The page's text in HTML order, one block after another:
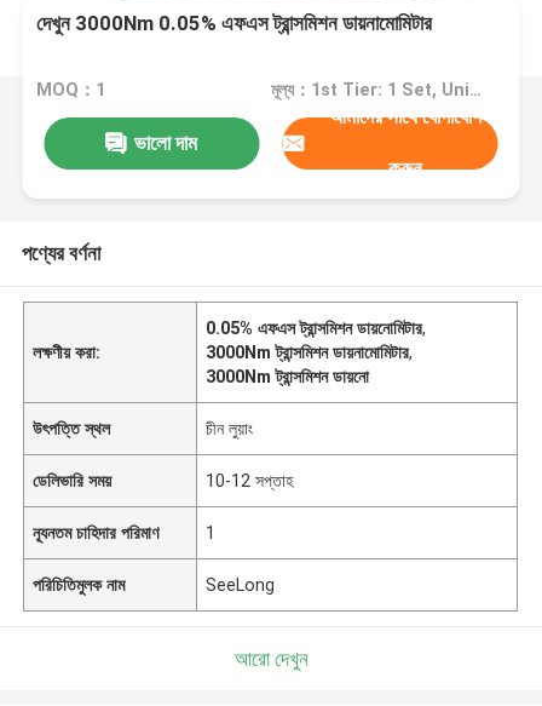
দেখুন 3000Nm 0.05% এফএস ট্রান্সমিশন ডায়নামোমিটার
MOQ：1 মূল্য：1st Tier: 1 Set, Unit Price USD 3.00 2nd Tier: 2-5 Sets, Unit Price USD 2.00 3rd Tier: Over 5 Sets, Unit Price USD 1.00
ভালো দাম
আমাদের সাথে যোগাযোগ
করুন
পণ্যের বর্ণনা
লক্ষণীয় করা:
0.05% এফএস ট্রান্সমিশন ডায়নোমিটার,
3000Nm ট্রান্সমিশন ডায়নামোমিটার,
3000Nm ট্রান্সমিশন ডায়নো
উৎপত্তি স্থল চীন লুয়াং
ডেলিভারি সময় 10-12 সপ্তাহ
ন্যূনতম চাহিদার পরিমাণ 1
পরিচিতিমুলক নাম SeeLong
আরো দেখুন